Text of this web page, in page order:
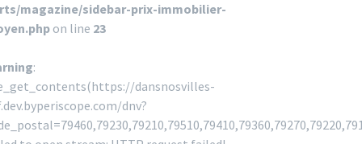
magazine/sidebar-prix-immobilier-
on line 23
:
dansnosvilles-
dnv?